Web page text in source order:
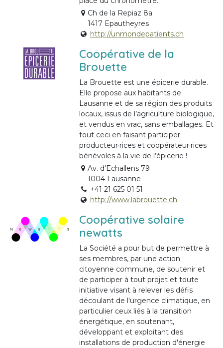
Ch de la Repiaz 8a
1417 Epautheyres
http://unmondepatients.ch
Coopérative de la
Brouette
La Brouette est une épicerie durable.
Elle propose aux habitants de
Lausanne et de sa région des produits
locaux, issus de l’agriculture biologique,
et vendus en vrac, sans emballages. Et
tout ceci en faisant participer
producteur·rices et coopérateur·rices
bénévoles à la vie de l’épicerie !
Av. d'Echallens 79
1004 Lausanne
+41 21 625 01 51
http://www.labrouette.ch
Coopérative solaire
newatts
La Société a pour but de permettre à
ses membres, par une action
citoyenne commune, de soutenir et
de participer à tout projet et toute
initiative visant à relever les défis
découlant de l'urgence climatique, en
particulier ceux liés à la transition
énergétique, en soutenant,
développant et exploitant des
installations de production d'énergie